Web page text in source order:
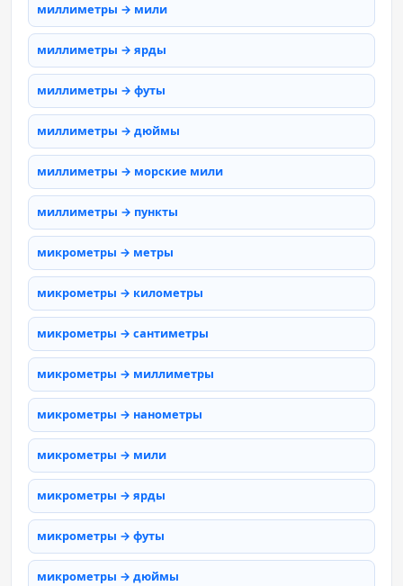
миллиметры → мили
миллиметры → ярды
миллиметры → футы
миллиметры → дюймы
миллиметры → морские мили
миллиметры → пункты
микрометры → метры
микрометры → километры
микрометры → сантиметры
микрометры → миллиметры
микрометры → нанометры
микрометры → мили
микрометры → ярды
микрометры → футы
микрометры → дюймы